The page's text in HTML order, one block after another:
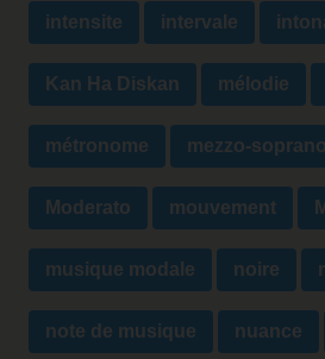
intensite intervale
Kan Ha Diskan mélodie
métronome mezzo-soprano
Moderato mouvement
musique modale noire
note de musique nuance